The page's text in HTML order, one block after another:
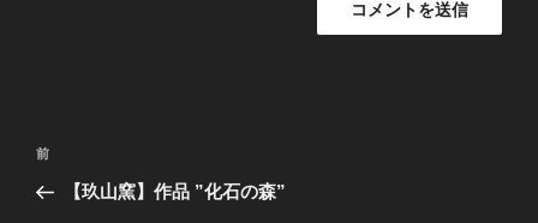
投
ナ
前
の
前
【玖山窯】作品 ”化石の森”